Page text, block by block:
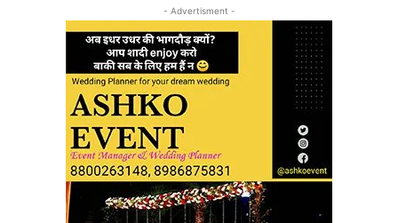
- Advertisment -